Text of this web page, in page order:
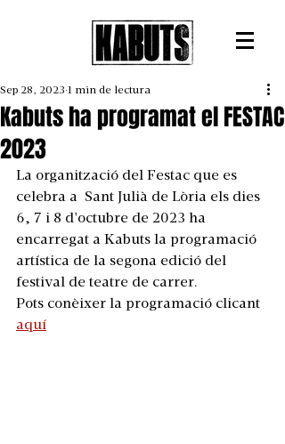
Kabuts ha programat el FESTAC
2023
Sep 28, 2023 1 min de lectura
La organització del Festac que es
celebra a  Sant Julià de Lòria els dies
6, 7 i 8 d'octubre de 2023 ha
encarregat a Kabuts la programació
artística de la segona edició del
festival de teatre de carrer.
Pots conèixer la programació clicant
aquí